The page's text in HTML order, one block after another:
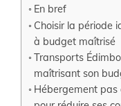
En bref
Choisir la période
à budget maîtrisé
Transports
maîtrisant son
Hébergement pas